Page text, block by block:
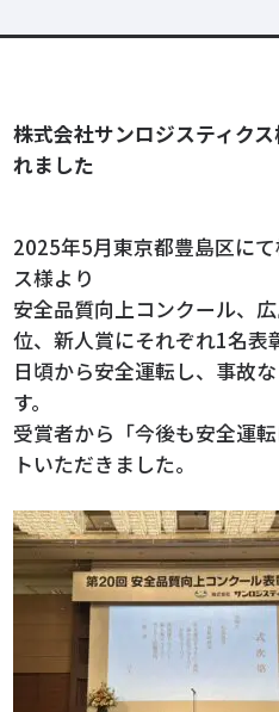
株式会社サンロジスティク
れました
2025年5月東京都豊島区に
ス様より
安全品質向上コンクール、
位、新人賞にそれぞれ1名表
日頃から安全運転し、事故
す。
受賞者から「今後も安全運
トいただきました。